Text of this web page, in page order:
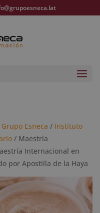
Esneca / Instituto
/ Maestría
Internacional en
por Apostilla de la Haya